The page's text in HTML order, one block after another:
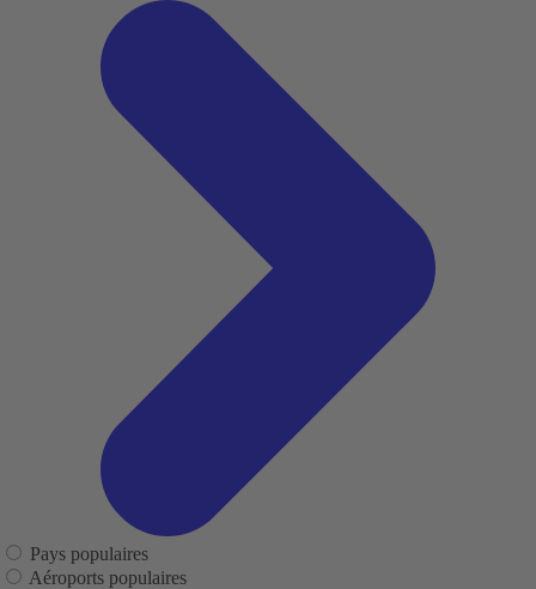
Pays populaires
Aéroports populaires